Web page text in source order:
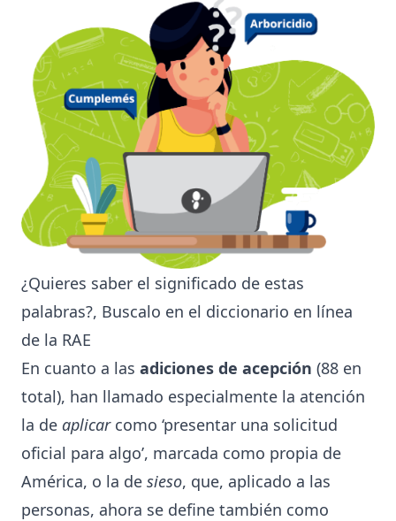
¿Quieres saber el significado de estas
palabras?, Buscalo en el diccionario en línea
de la RAE
En cuanto a las adiciones de acepción (88 en
total), han llamado especialmente la atención
la de aplicarcomo ‘presentar una solicitud
oficial para algo’, marcada como propia de
América, o la de sieso, que, aplicado a las
personas, ahora se define también como